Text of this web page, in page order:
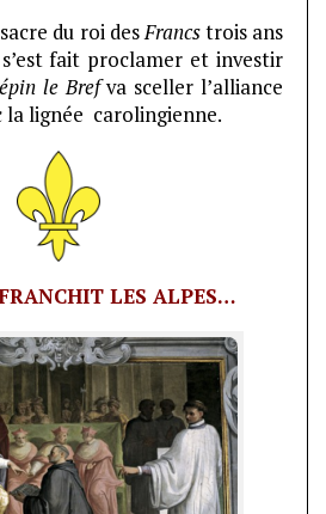
du roi desFrancstrois ans
fait proclamer et investir
le Brefva sceller l’alliance
la lignée carolingienne.
LES ALPES…